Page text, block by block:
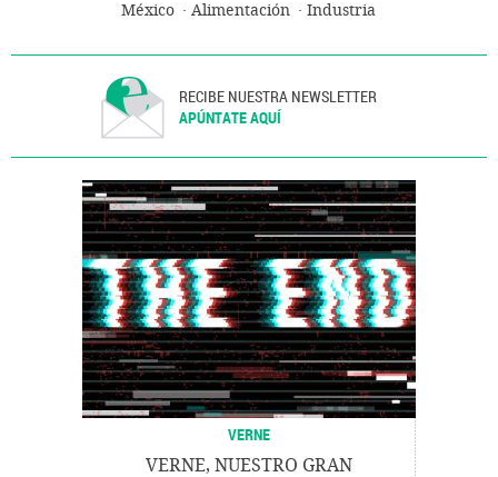
México Alimentación Industria
RECIBE NUESTRA NEWSLETTER
APÚNTATE AQUÍ
VERNE
VERNE, NUESTRO GRAN